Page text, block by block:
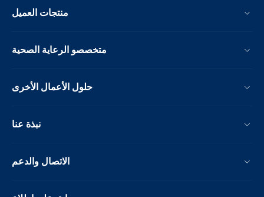
منتجات العميل
متخصصو الرعاية الصحية
حلول الأعمال الأخرى
نبذة عنا
الاتصال والدعم